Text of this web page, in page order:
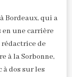
Bordeaux, qui a
en une carrière
de
à la Sorbonne,
à dos sur les